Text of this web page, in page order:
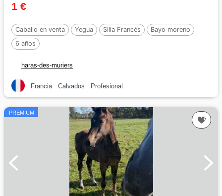
1 €
Caballo en venta Yegua Silla Francés
Bayo moreno
6 años
haras-des-muriers
Francia Calvados Profesional
PREMIUM